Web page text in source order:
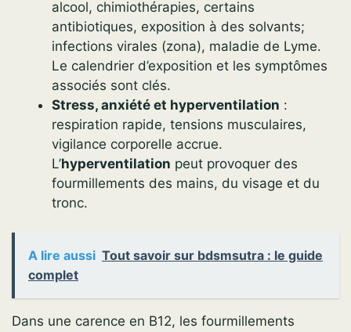
alcool, chimiothérapies, certains
antibiotiques, exposition à des solvants;
infections virales (zona), maladie de Lyme.
Le calendrier d’exposition et les symptômes
associés sont clés.
Stress, anxiété et hyperventilation :
respiration rapide, tensions musculaires,
vigilance corporelle accrue.
L’hyperventilation peut provoquer des
fourmillements des mains, du visage et du
tronc.
A lire aussi Tout savoir sur bdsmsutra : le guide
complet
Dans une carence en B12, les fourmillements